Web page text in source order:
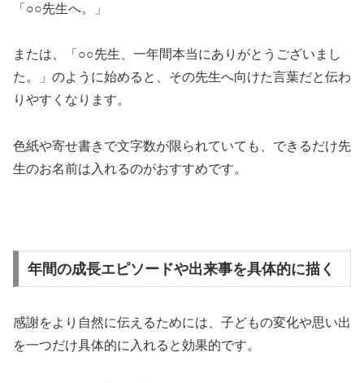
「○○先生へ。」
または、「○○先生、一年間本当にありがとうございまし
た。」のように始めると、その先生へ向けた言葉だと伝わ
りやすくなります。
色紙や寄せ書きで文字数が限られていても、できるだけ先
生のお名前は入れるのがおすすめです。
年間の成長エピソードや出来事を具体的に描く
感謝をより自然に伝えるためには、子どもの変化や思い出
を一つだけ具体的に入れると効果的です。